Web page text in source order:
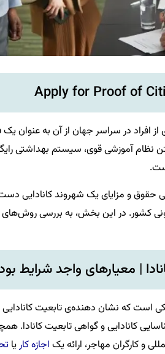
Apply for Proof of
افراد در سراسر جهان از آن به عنوان
نظام آموزشی قوی، سیستم بهداشتی
حقوق و مزایای یک شهروند کانادایی
کشور. در این بخش، به بررسی روش‌های
| معیارهای واجد شرایط
است که نشان دهنده‌ی تابعیت کانادایی
کانادایی و گواهی تابعیت کانادا.
و کارگران مهاجر، ارائه یک اجازه کاریا